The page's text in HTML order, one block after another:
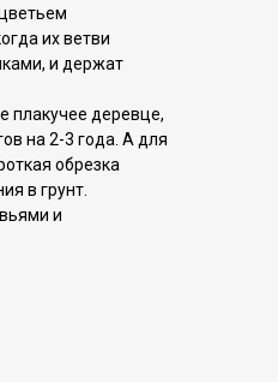
их ветви
и держат
плакучее деревце,
на 2-3 года. А для
обрезка
в грунт.
и